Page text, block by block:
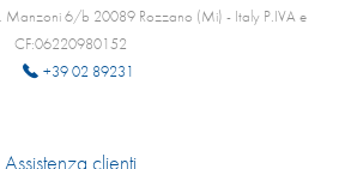
Manzoni 6/b 20089 Rozzano (Mi) - Italy P.IVA e
CF:06220980152
+39 02 89231
Assistenza clienti